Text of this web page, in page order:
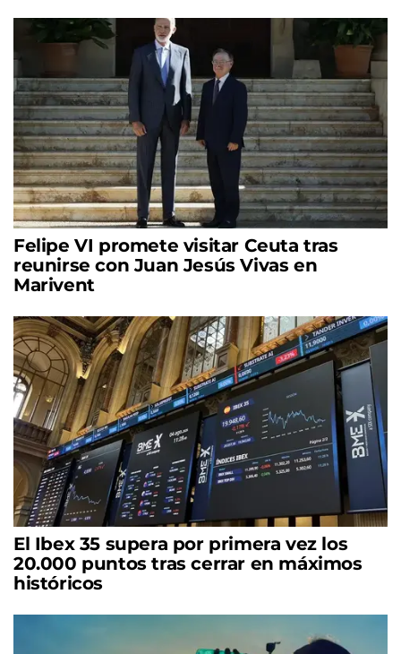
Felipe VI promete visitar Ceuta tras
reunirse con Juan Jesús Vivas en
Marivent
El Ibex 35 supera por primera vez los
20.000 puntos tras cerrar en máximos
históricos